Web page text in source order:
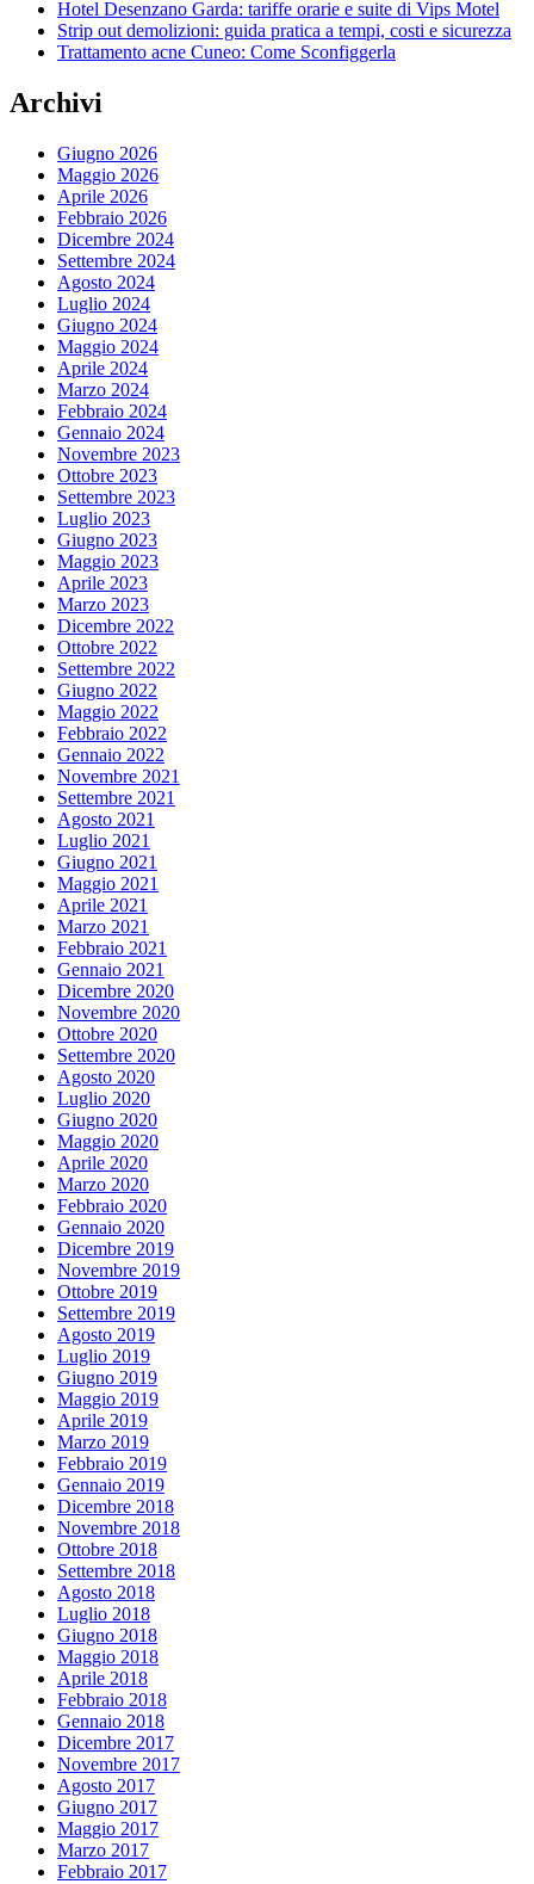
Hotel Desenzano Garda: tariffe orarie e suite di Vips Motel
Strip out demolizioni: guida pratica a tempi, costi e sicurezza
Trattamento acne Cuneo: Come Sconfiggerla
Archivi
Giugno 2026
Maggio 2026
Aprile 2026
Febbraio 2026
Dicembre 2024
Settembre 2024
Agosto 2024
Luglio 2024
Giugno 2024
Maggio 2024
Aprile 2024
Marzo 2024
Febbraio 2024
Gennaio 2024
Novembre 2023
Ottobre 2023
Settembre 2023
Luglio 2023
Giugno 2023
Maggio 2023
Aprile 2023
Marzo 2023
Dicembre 2022
Ottobre 2022
Settembre 2022
Giugno 2022
Maggio 2022
Febbraio 2022
Gennaio 2022
Novembre 2021
Settembre 2021
Agosto 2021
Luglio 2021
Giugno 2021
Maggio 2021
Aprile 2021
Marzo 2021
Febbraio 2021
Gennaio 2021
Dicembre 2020
Novembre 2020
Ottobre 2020
Settembre 2020
Agosto 2020
Luglio 2020
Giugno 2020
Maggio 2020
Aprile 2020
Marzo 2020
Febbraio 2020
Gennaio 2020
Dicembre 2019
Novembre 2019
Ottobre 2019
Settembre 2019
Agosto 2019
Luglio 2019
Giugno 2019
Maggio 2019
Aprile 2019
Marzo 2019
Febbraio 2019
Gennaio 2019
Dicembre 2018
Novembre 2018
Ottobre 2018
Settembre 2018
Agosto 2018
Luglio 2018
Giugno 2018
Maggio 2018
Aprile 2018
Febbraio 2018
Gennaio 2018
Dicembre 2017
Novembre 2017
Agosto 2017
Giugno 2017
Maggio 2017
Marzo 2017
Febbraio 2017